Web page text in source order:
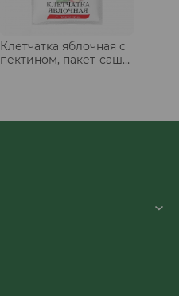
Клетчатка яблочная с
пектином, пакет-саше